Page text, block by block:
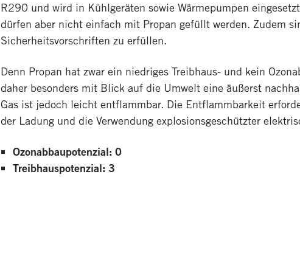
R290 und wird in Kühlgeräten sowie Wärmepumpen
dürfen aber nicht einfach mit Propan gefüllt werden. Zudem
Sicherheitsvorschriften zu erfüllen.
Denn Propan hat zwar ein niedriges Treibhaus- und kein
daher besonders mit Blick auf die Umwelt eine äußerst
Gas ist jedoch leicht entflammbar. Die Entflammbarkeit
der Ladung und die Verwendung explosionsgeschützter
Ozonabbaupotenzial: 0
Treibhauspotenzial: 3